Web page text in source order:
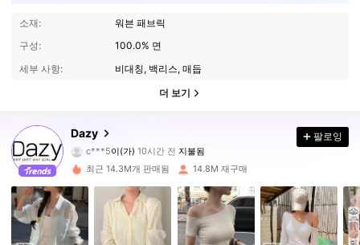
소재:
워븐 패브릭
구성:
100.0% 면
세부 사항:
비대칭, 백리스, 매듭
더 보기
Dazy
4.91
c***5
c***0다음30분 전에
4.91 6.6M 팔로워
팔로잉
최근 14.3M개 판매됨 14.8M 재구매